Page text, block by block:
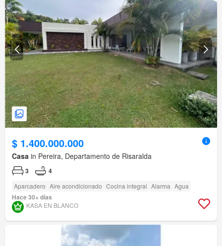
$ 1.400.000.000
Casa in Pereira, Departamento de Risaralda
3 4
Aparcadero Aire acondicionado Cocina integral Alarma Agua
Hace 30+ días
KASA EN BLANCO